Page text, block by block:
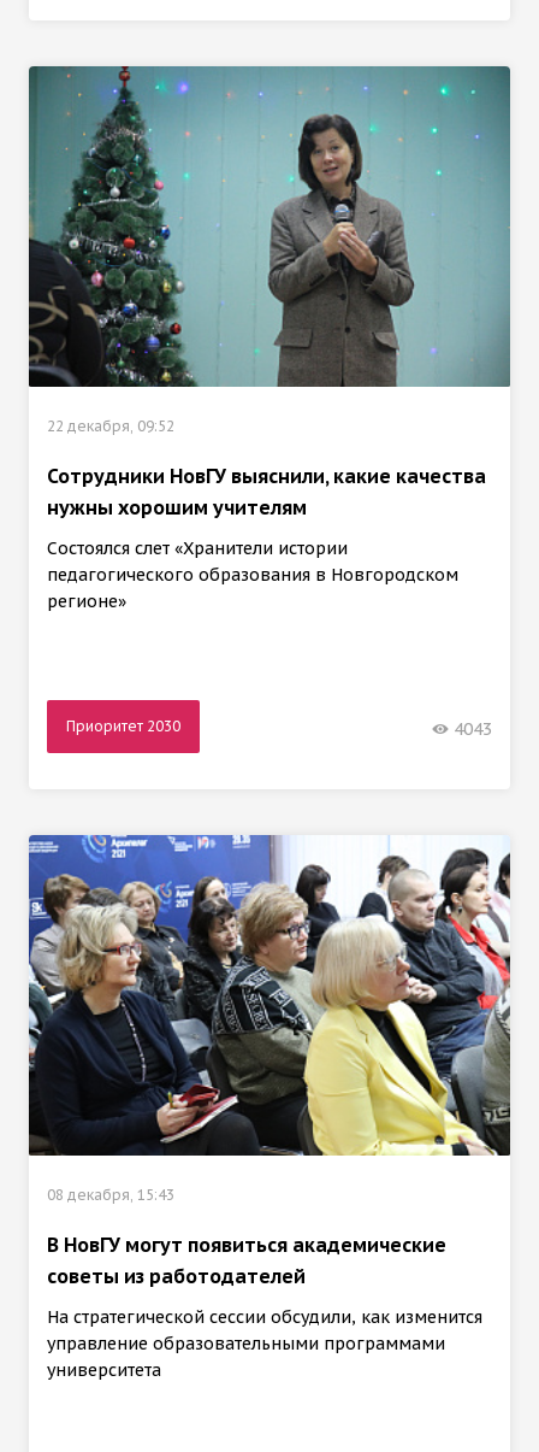
22 декабря, 09:52
Сотрудники НовГУ выяснили, какие качества
нужны хорошим учителям
Состоялся слет «Хранители истории
педагогического образования в Новгородском
регионе»
Приоритет 2030 4043
08 декабря, 15:43
В НовГУ могут появиться академические
советы из работодателей
На стратегической сессии обсудили, как изменится
управление образовательными программами
университета